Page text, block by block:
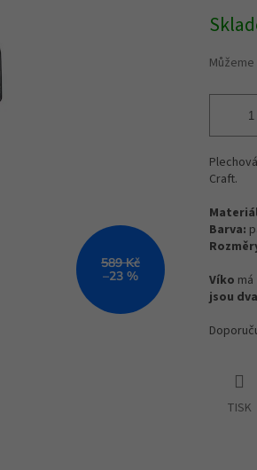
589 Kč
–23 %
cena:
Craft.
Barva:
Víko má
jsou
TISK